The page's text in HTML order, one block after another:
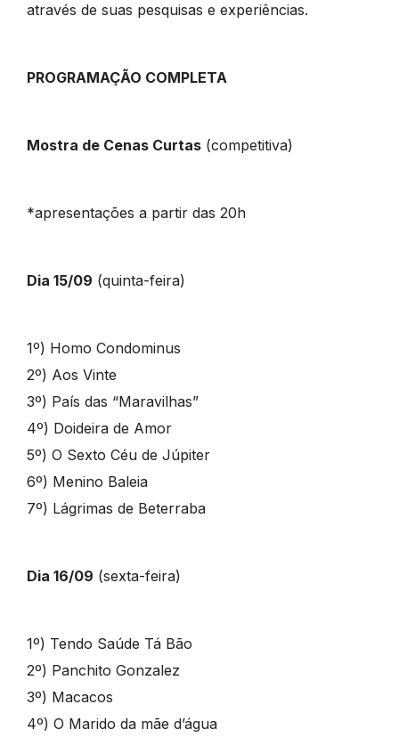
através de suas pesquisas e experiências.
PROGRAMAÇÃO COMPLETA
Mostra de Cenas Curtas(competitiva)
*apresentações a partir das 20h
Dia 15/09 (quinta-feira)
1º) Homo Condominus
2º) Aos Vinte
3º) País das “Maravilhas”
4º) Doideira de Amor
5º) O Sexto Céu de Júpiter
6º) Menino Baleia
7º) Lágrimas de Beterraba
Dia 16/09 (sexta-feira)
1º) Tendo Saúde Tá Bão
2º) Panchito Gonzalez
3º) Macacos
4º) O Marido da mãe d’água